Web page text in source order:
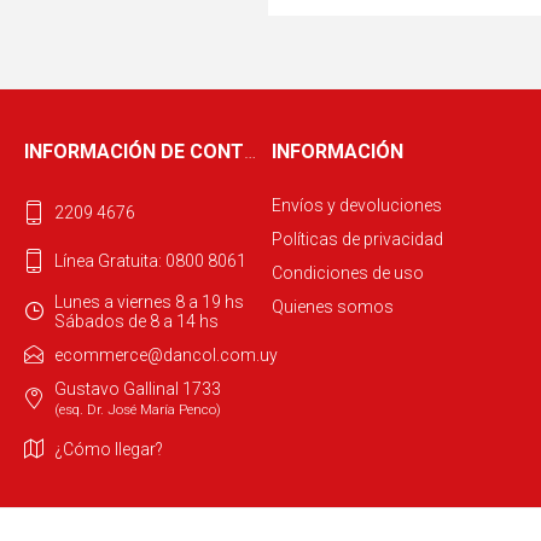
INFORMACIÓN DE CONTACTO
2209 4676
Línea Gratuita: 0800 8061
Lunes a viernes 8 a 19 hs
Sábados de 8 a 14 hs
ecommerce@dancol.com.uy
Gustavo Gallinal 1733
(esq. Dr. José María Penco)
¿Cómo llegar?
INFORMACIÓN
Envíos y devoluciones
Políticas de privacidad
Condiciones de uso
Quienes somos